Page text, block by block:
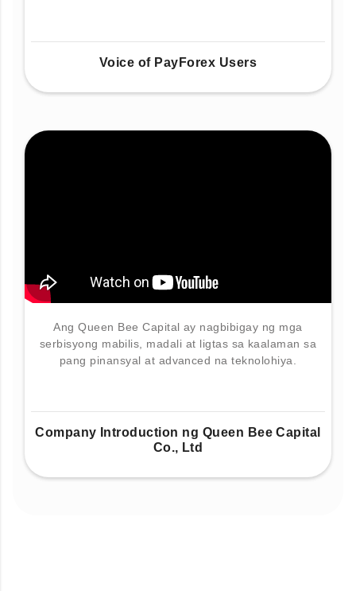
Voice of PayForex Users
Ang Queen Bee Capital ay nagbibigay ng mga
serbisyong mabilis, madali at ligtas sa kaalaman sa
pang pinansyal at advanced na teknolohiya.
Company Introduction ng Queen Bee Capital
Co., Ltd